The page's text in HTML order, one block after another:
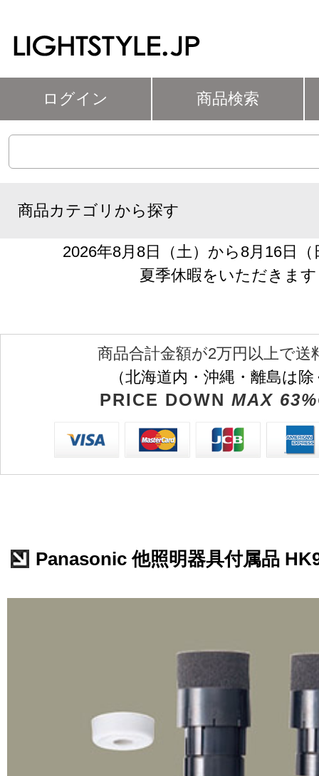
ログイン 商品検索
商品カテゴリから探す
2026年8月8日（土）から8月16日
夏季休暇をいただきます
商品合計金額が2万円以上で送
（北海道内・沖縄・離島は
PRICE DOWN MAX
Panasonic 他照明器具付属品